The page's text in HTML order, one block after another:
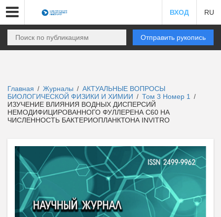
ВХОД RU
Отправить рукопись
Главная / Журналы / АКТУАЛЬНЫЕ ВОПРОСЫ
БИОЛОГИЧЕСКОЙ ФИЗИКИ И ХИМИИ / Том 3 Номер 1 /
ИЗУЧЕНИЕ ВЛИЯНИЯ ВОДНЫХ ДИСПЕРСИЙ
НЕМОДИФИЦИРОВАННОГО ФУЛЛЕРЕНА С60 НА
ЧИСЛЕННОСТЬ БАКТЕРИОПЛАНКТОНА INVITRO